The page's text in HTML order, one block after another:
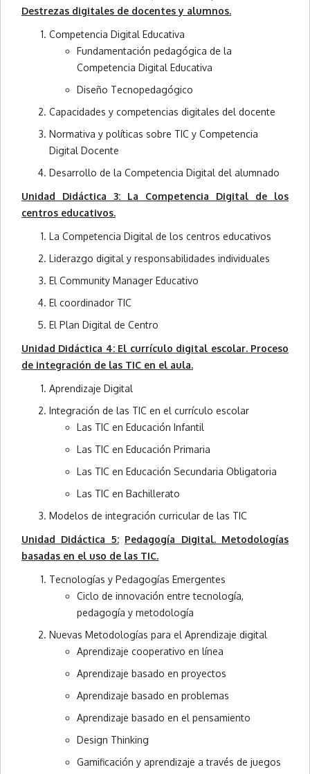
Destrezas digitales de docentes y alumnos.
Competencia Digital Educativa
Fundamentación pedagógica de la
Competencia Digital Educativa
Diseño Tecnopedagógico
Capacidades y competencias digitales del docente
Normativa y políticas sobre TIC y Competencia
Digital Docente
Desarrollo de la Competencia Digital del alumnado
Unidad Didáctica 3: La Competencia Digital de los
centros educativos.
La Competencia Digital de los centros educativos
Liderazgo digital y responsabilidades individuales
El Community Manager Educativo
El coordinador TIC
El Plan Digital de Centro
Unidad Didáctica 4: El currículo digital escolar. Proceso
de integración de las TIC en el aula.
Aprendizaje Digital
Integración de las TIC en el currículo escolar
Las TIC en Educación Infantil
Las TIC en Educación Primaria
Las TIC en Educación Secundaria Obligatoria
Las TIC en Bachillerato
Modelos de integración curricular de las TIC
Unidad Didáctica 5: Pedagogía Digital. Metodologías
basadas en el uso de las TIC.
Tecnologías y Pedagogías Emergentes
Ciclo de innovación entre tecnología,
pedagogía y metodología
Nuevas Metodologías para el Aprendizaje digital
Aprendizaje cooperativo en línea
Aprendizaje basado en proyectos
Aprendizaje basado en problemas
Aprendizaje basado en el pensamiento
Design Thinking
Gamificación y aprendizaje a través de juegos